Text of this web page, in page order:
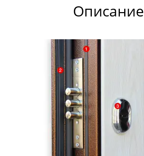
Описание